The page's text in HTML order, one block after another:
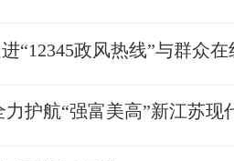
“12345政风热线”与群众
护航“强富美高”新江苏现